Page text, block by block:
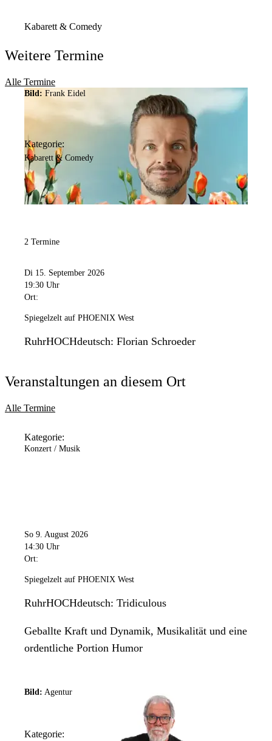
Kabarett & Comedy
Weitere Termine
Alle Termine
Bild: Frank Eidel
Kategorie:
Kabarett & Comedy
2 Termine
Di 15. September 2026
19:30 Uhr
Ort:
Spiegelzelt auf PHOENIX West
RuhrHOCHdeutsch: Florian Schroeder
Veranstaltungen an diesem Ort
Alle Termine
Kategorie:
Konzert / Musik
So 9. August 2026
14:30 Uhr
Ort:
Spiegelzelt auf PHOENIX West
RuhrHOCHdeutsch: Tridiculous
Geballte Kraft und Dynamik, Musikalität und eine
ordentliche Portion Humor
Bild: Agentur
Kategorie: